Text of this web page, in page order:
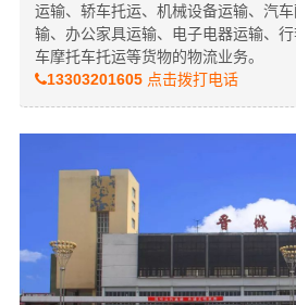
运输、轿车托运、机械设备运输、汽
输、办公家具运输、电子电器运输、
车摩托车托运等货物的物流业务。
13303201605点击拨打电话